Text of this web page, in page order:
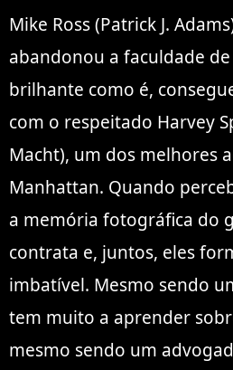
Mike Ross (Patrick J.
abandonou a faculdade
brilhante como é,
com o respeitado Harvey
Macht), um dos melhores
Manhattan. Quando
a memória fotográfica do
contrata e, juntos, eles
imbatível. Mesmo sendo
tem muito a aprender
mesmo sendo um